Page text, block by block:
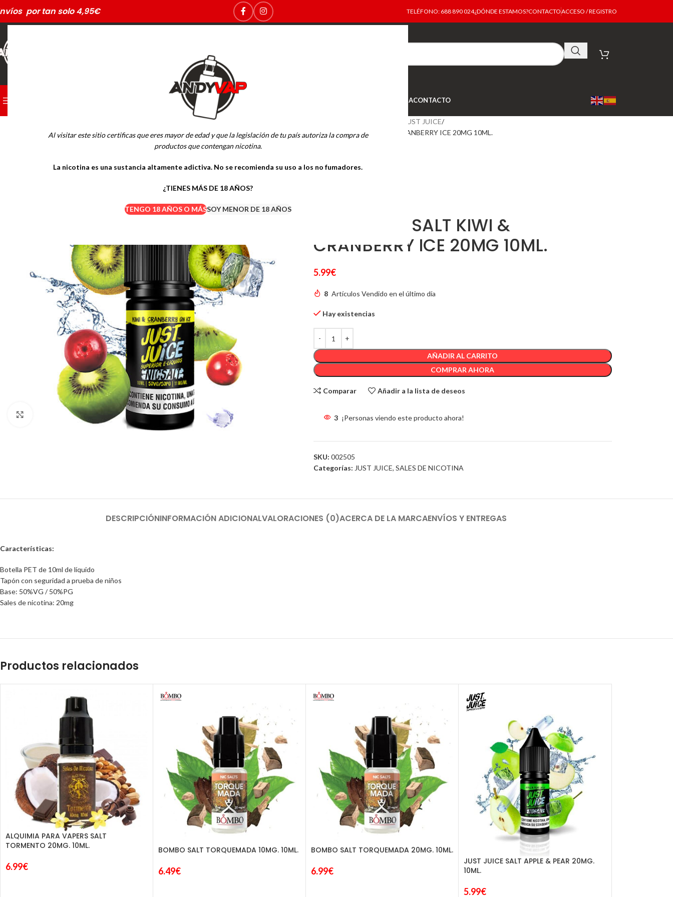
Al visitar este sitio certificas que eres mayor de edad y que la legislación de tu país autoriza la compra de
productos que contengan nicotina.
La nicotina es una sustancia altamente adictiva. No se recomienda su uso a los no fumadores.
¿TIENES MÁS DE 18 AÑOS?
TENGO 18 AÑOS O MÁSSOY MENOR DE 18 AÑOS
por tan solo 4,95€ TELÉFONO: 688 890 024¿DÓNDE ESTAMOS?CONTACTOACCESO / REGISTRO
PODS DESECHABLES
Drifter Desechables
TIENDACONTACTO
Clic para ampliar
JUST JUICE
JUST JUICE SALT KIWI & CRANBERRY ICE 20MG 10ML.
JUST JUICE SALT KIWI &
CRANBERRY ICE 20MG 10ML.
5.99€
8 Artículos Vendido en el último día
Hay existencias
AÑADIR AL CARRITO
COMPRAR AHORA
Comparar Añadir a la lista de deseos
3 ¡Personas viendo este producto ahora!
SKU: 002505
Categorías: JUST JUICE, SALES DE NICOTINA
DESCRIPCIÓNINFORMACIÓN ADICIONALVALORACIONES (0)ACERCA DE LA MARCAENVÍOS Y ENTREGAS
Características:
Botella PET de 10ml de líquido
Tapón con seguridad a prueba de niños
Base: 50%VG / 50%PG
Sales de nicotina: 20mg
Productos relacionados
ALQUIMIA PARA VAPERS SALT
TORMENTO 20MG. 10ML.
6.99€
BOMBO SALT TORQUEMADA 10MG. 10ML.
6.49€
BOMBO SALT TORQUEMADA 20MG. 10ML.
6.99€
JUST JUICE SALT APPLE & PEAR 20MG.
10ML.
5.99€